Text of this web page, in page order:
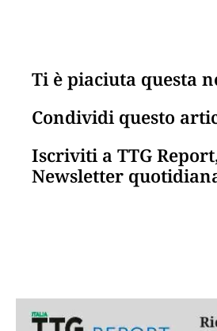
Ti è piaciuta questa
Condividi questo
Iscriviti a TTG
Newsletter